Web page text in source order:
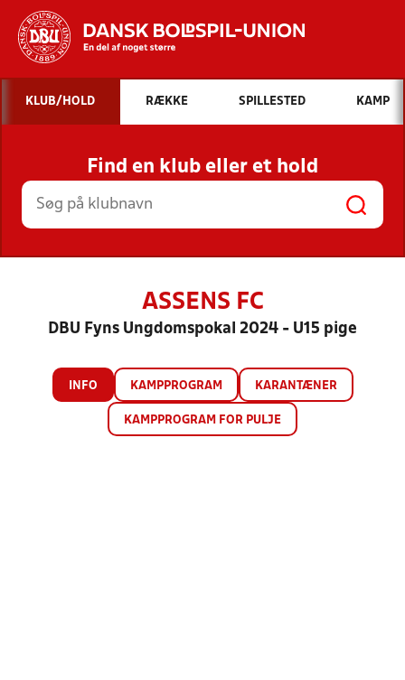
Hvad vil du søge efter?
INDHOLD OG NYHEDER
STILLINGER, RESULTATER, KLUBBER OG
HOLD
KLUB/HOLD RÆKKE SPILLESTED KAMP
Find en klub eller et hold
ASSENS FC
DBU Fyns Ungdomspokal 2024 - U15 pige
INFO KAMPPROGRAM KARANTÆNER
KAMPPROGRAM FOR PULJE